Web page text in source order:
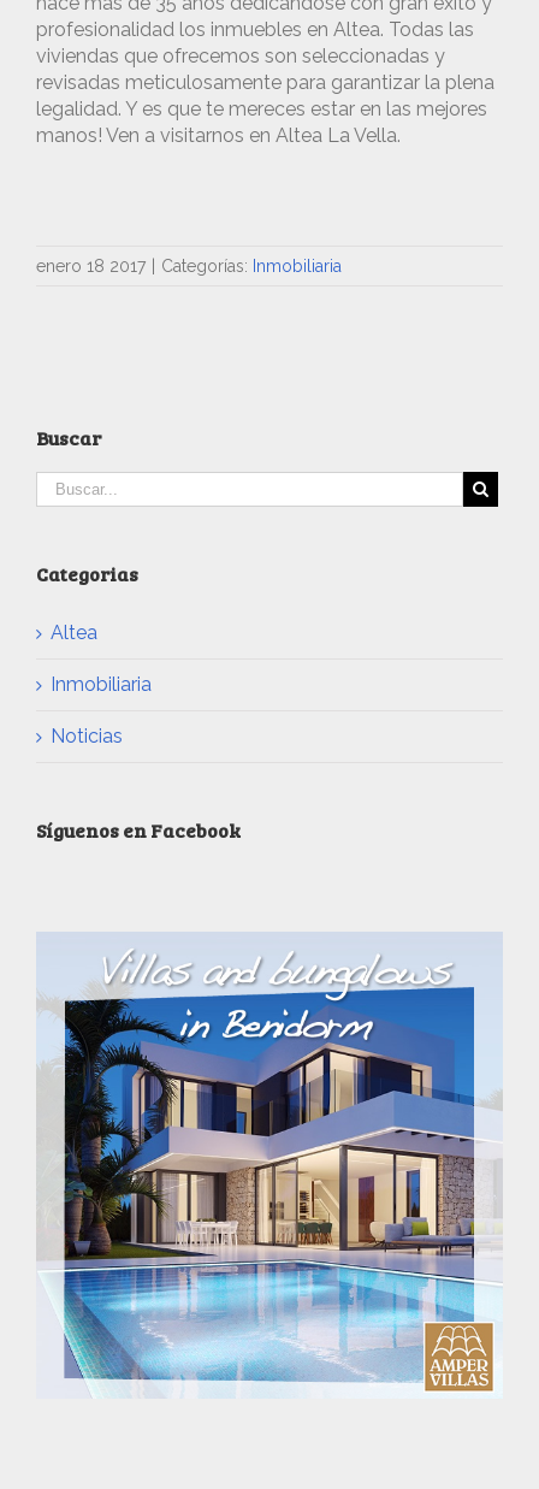
profesionalidad los inmuebles en Altea. Todas las
viviendas que ofrecemos son seleccionadas y
revisadas meticulosamente para garantizar la plena
legalidad. Y es que te mereces estar en las mejores
manos! Ven a visitarnos en Altea La Vella.
enero 18 2017 Categorías: Inmobiliaria
Buscar
Categorias
Altea
Inmobiliaria
Noticias
Síguenos en Facebook